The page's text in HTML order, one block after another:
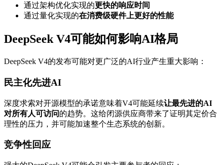
通过架构优化实现的更快的响应时间
通过量化实现的在消费级硬件上更好的性能
DeepSeek V4可能如何影响AI格局
DeepSeek V4的发布可能对更广泛的AI行业产生重大影响：
民主化先进AI
深度求索对开源模型的承诺意味着V4可能延续让最先进的AI
对所有人可访问的趋势。这给闭源供应商带来了证明其定价合
理性的压力，并可能加速整个生态系统的创新。
竞争性回应